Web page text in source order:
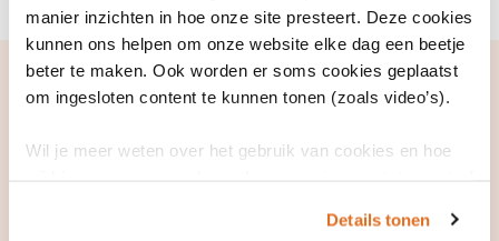
manier inzichten in hoe onze site presteert. Deze cookies
kunnen ons helpen om onze website elke dag een beetje
beter te maken. Ook worden er soms cookies geplaatst
om ingesloten content te kunnen tonen (zoals video’s).
Wil je meer weten over het gebruik van cookies en hoe
Details tonen